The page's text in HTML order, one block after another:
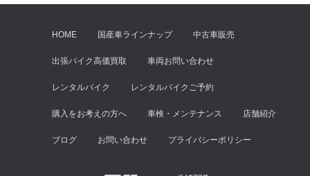
HOME 国産車ラインナップ 中古車販売
出張バイク高価買取 車両お問い合わせ
レンタルバイク レンタルバイクご予約
購入をお考えの方へ 車検・メンテナンス 店舗紹介
ブログ お問い合わせ プライバシーポリシー